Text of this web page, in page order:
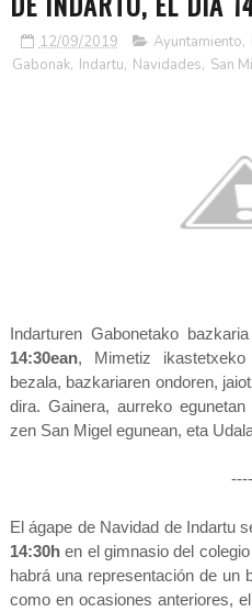
12/09/2019 Ayuntamiento,
Gabonak, Indartu, Navidades, San
Indarturen Gabonetako bazkaria
14:30ean, Mimetiz ikastetxeko
bezala, bazkariaren ondoren,
dira. Gainera, aurreko
zen San Migel egunean, eta
El ágape de Navidad de Indartu
14:30hen el gimnasio del
habrá una representación de un
como en ocasiones anteriores,